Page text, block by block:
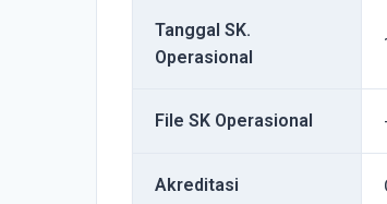
Tanggal SK.
Operasional
File SK Operasional
Akreditasi